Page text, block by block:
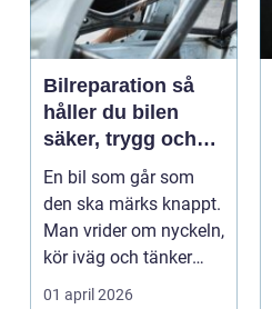
Bilreparation så
håller du bilen
säker, trygg och
ekonomisk
En bil som går som
den ska märks knappt.
Man vrider om nyckeln,
kör iväg och tänker
inte mer på det....
01 april 2026